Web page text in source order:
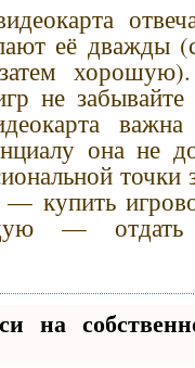
её дважды
не
она не
точки
купить
— отдать
на